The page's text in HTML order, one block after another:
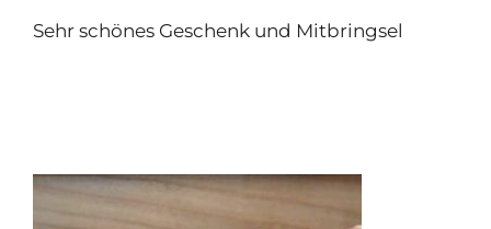
Sehr schönes Geschenk und Mitbringsel